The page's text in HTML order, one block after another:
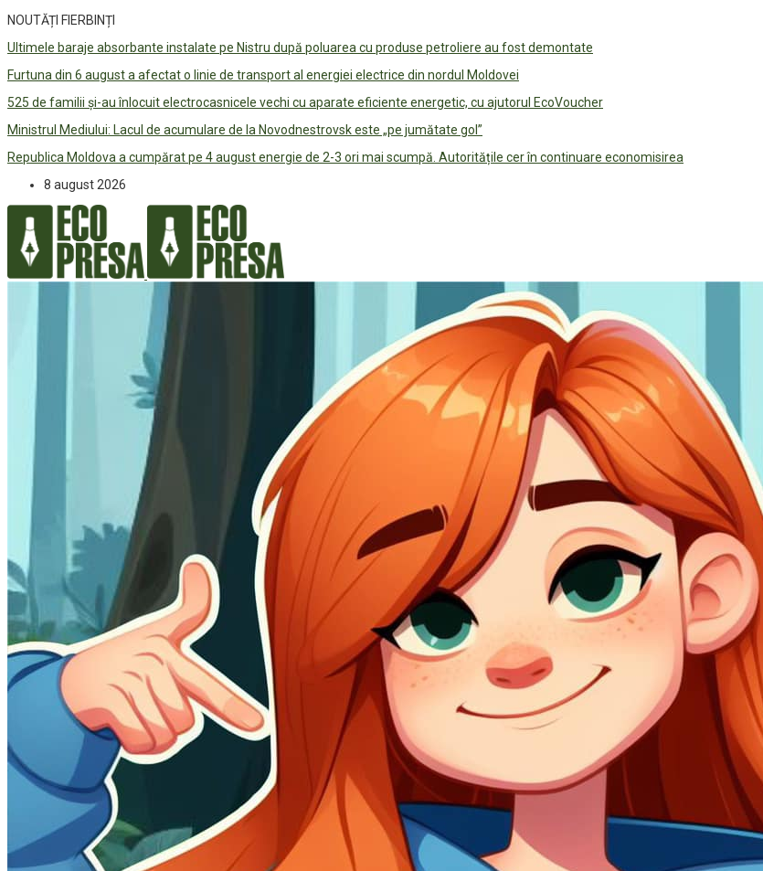
NOUTĂȚI FIERBINȚI
Ultimele baraje absorbante instalate pe Nistru după poluarea cu produse petroliere au fost demontate
Furtuna din 6 august a afectat o linie de transport al energiei electrice din nordul Moldovei
525 de familii și-au înlocuit electrocasnicele vechi cu aparate eficiente energetic, cu ajutorul EcoVoucher
Ministrul Mediului: Lacul de acumulare de la Novodnestrovsk este „pe jumătate gol”
Republica Moldova a cumpărat pe 4 august energie de 2-3 ori mai scumpă. Autoritățile cer în continuare economisirea
8 august 2026